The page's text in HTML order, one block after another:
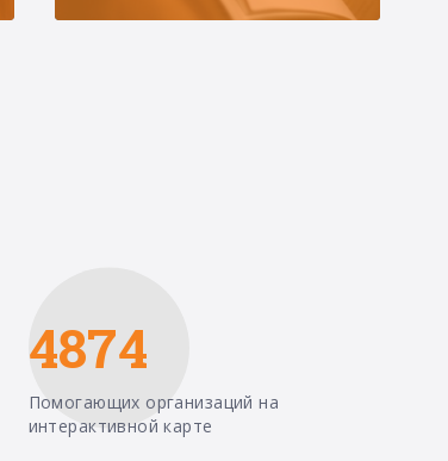
4874
Помогающих организаций на
интерактивной карте